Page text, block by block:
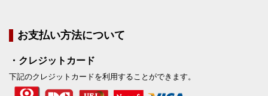
お支払い方法について
・クレジットカード
下記のクレジットカードを利用することができます。